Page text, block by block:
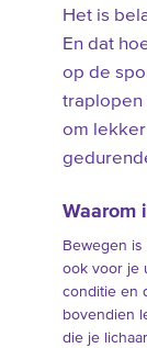
Het is
En dat
op de
traplopen
om
Waarom
Bewegen
ook voor je
conditie en
bovendien
die je